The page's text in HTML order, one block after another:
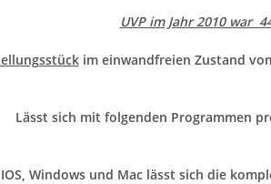
UVP im Jahr 2010 war
im einwandfreien Zustand
Lässt sich mit folgenden Programmen
Windows und Mac lässt sich die